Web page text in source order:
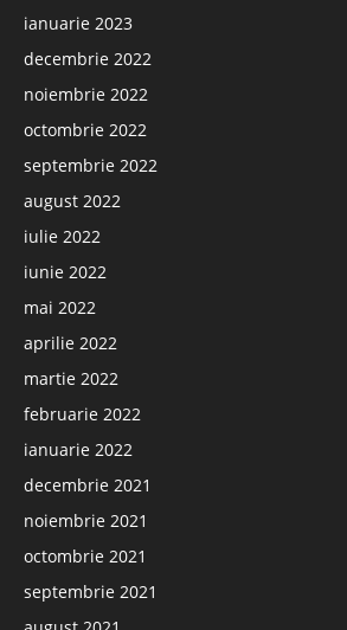
ianuarie 2023
decembrie 2022
noiembrie 2022
octombrie 2022
septembrie 2022
august 2022
iulie 2022
iunie 2022
mai 2022
aprilie 2022
martie 2022
februarie 2022
ianuarie 2022
decembrie 2021
noiembrie 2021
octombrie 2021
septembrie 2021